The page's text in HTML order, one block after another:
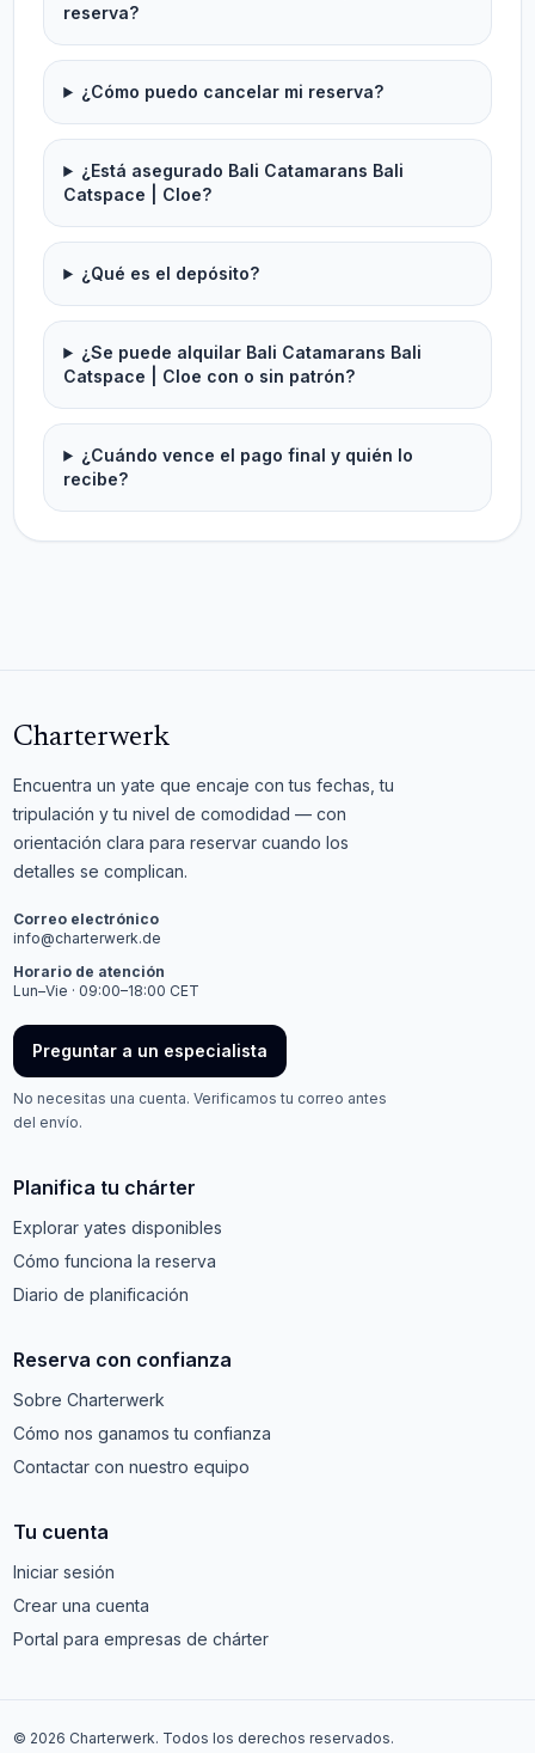
reserva?
¿Cómo puedo cancelar mi reserva?
¿Está asegurado Bali Catamarans Bali
Catspace | Cloe?
¿Qué es el depósito?
¿Se puede alquilar Bali Catamarans Bali
Catspace | Cloe con o sin patrón?
¿Cuándo vence el pago final y quién lo
recibe?
Charterwerk
Encuentra un yate que encaje con tus fechas, tu
tripulación y tu nivel de comodidad — con
orientación clara para reservar cuando los
detalles se complican.
Correo electrónico
info@charterwerk.de
Horario de atención
Lun–Vie · 09:00–18:00 CET
Preguntar a un especialista
No necesitas una cuenta. Verificamos tu correo antes
del envío.
Planifica tu chárter
Explorar yates disponibles
Cómo funciona la reserva
Diario de planificación
Reserva con confianza
Sobre Charterwerk
Cómo nos ganamos tu confianza
Contactar con nuestro equipo
Tu cuenta
Iniciar sesión
Crear una cuenta
Portal para empresas de chárter
© 2026 Charterwerk. Todos los derechos reservados.